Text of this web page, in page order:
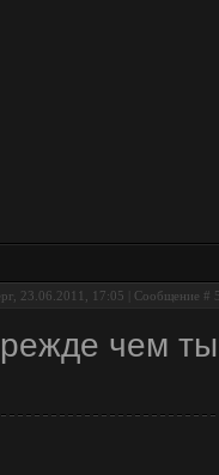
23.06.2011, 17:05 | Сообщение #
чем